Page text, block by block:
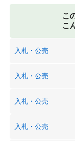
こ
こ
入札・公売
入札・公売
入札・公売
入札・公売